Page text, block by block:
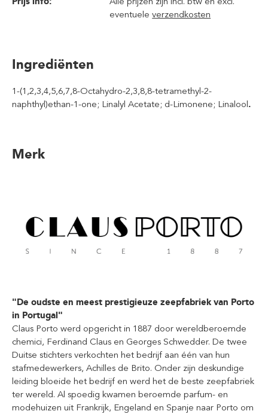
eventueleverzendkosten
Ingrediënten
1-(1,2,3,4,5,6,7,8-Octahydro-2,3,8,8-tetramethyl-2-
naphthyl)ethan-1-one; Linalyl Acetate; d-Limonene; Linalool.
Merk
"De oudste en meest prestigieuze zeepfabriek van Porto
in Portugal"
Claus Porto werd opgericht in 1887 door wereldberoemde
chemici, Ferdinand Claus en Georges Schwedder. De twee
Duitse stichters verkochten het bedrijf aan één van hun
stafmedewerkers, Achilles de Brito. Onder zijn deskundige
leiding bloeide het bedrijf en werd het de beste zeepfabriek
ter wereld. Al spoedig kwamen beroemde parfum- en
modehuizen uit Frankrijk, Engeland en Spanje naar Porto om